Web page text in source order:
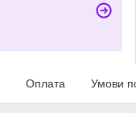
Оплата Умови